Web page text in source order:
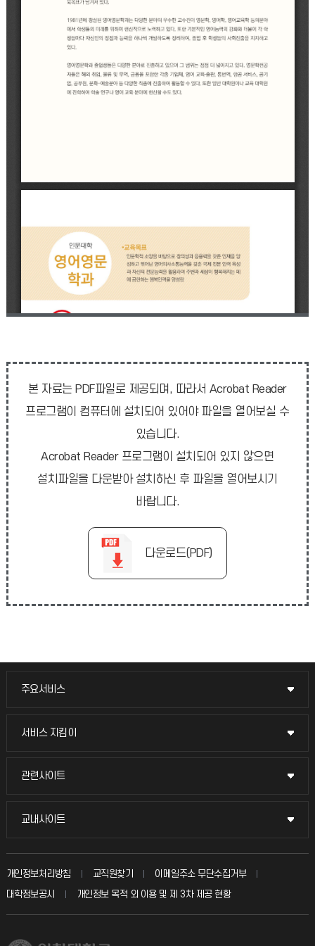
본 자료는 PDF파일로 제공되며, 따라서 Acrobat Reader
프로그램이 컴퓨터에 설치되어 있어야 파일을 열어보실 수
있습니다.
Acrobat Reader 프로그램이 설치되어 있지 않으면
설치파일을 다운받아 설치하신 후 파일을 열어보시기
바랍니다.
다운로드(PDF)
주요서비스
주요서비스
교무회의방송
입학안내
서비스 지킴이
서비스 지킴이
묻고 답하기
칭찬마당
학생서비스 지킴이
관련사이트
관련사이트
국방헬프콜
교내사이트
교내사이트
교수회
교육혁신본부
개인정보처리방침 교직원찾기
이메일주소 무단수집거부
대학정보공시
개인정보 목적 외 이용 및 제 3차 제공 현황